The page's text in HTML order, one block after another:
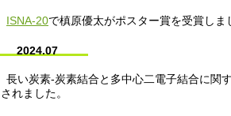
ISNA-20で槙原優太がポスター賞を受賞しま
2024.07
長い炭素-炭素結合と多中心二電子結合に関
されました。